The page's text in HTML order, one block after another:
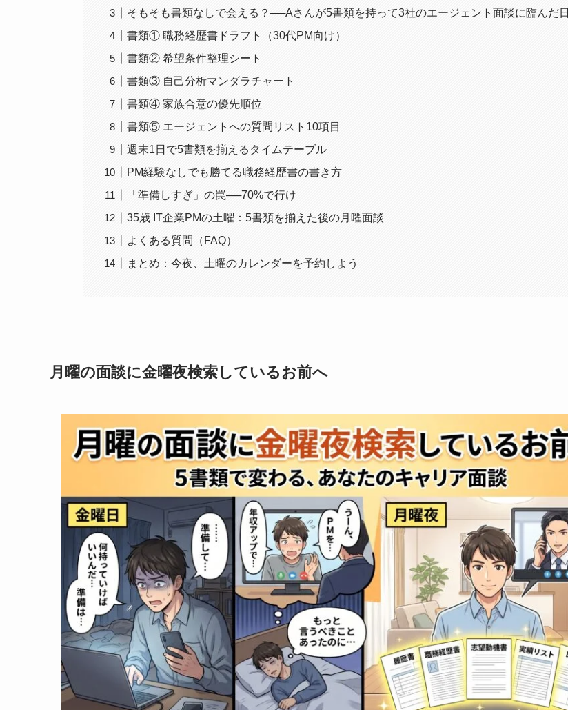
そもそも書類なしで会える？──Aさんが5書類を持って3社のエージェント面談に臨んだ日
書類① 職務経歴書ドラフト（30代PM向け）
書類② 希望条件整理シート
書類③ 自己分析マンダラチャート
書類④ 家族合意の優先順位
書類⑤ エージェントへの質問リスト10項目
週末1日で5書類を揃えるタイムテーブル
PM経験なしでも勝てる職務経歴書の書き方
「準備しすぎ」の罠──70%で行け
35歳 IT企業PMの土曜：5書類を揃えた後の月曜面談
よくある質問（FAQ）
まとめ：今夜、土曜のカレンダーを予約しよう
月曜の面談に金曜夜検索しているお前へ